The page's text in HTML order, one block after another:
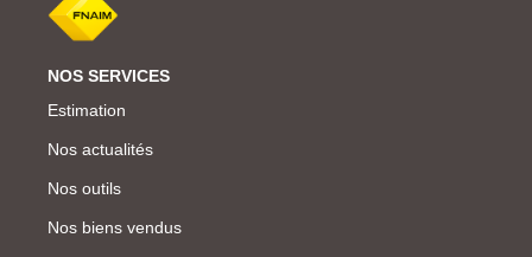
NOS SERVICES
Estimation
Nos actualités
Nos outils
Nos biens vendus